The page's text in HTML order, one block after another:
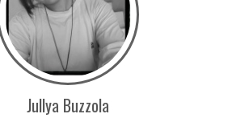
Jullya Buzzola